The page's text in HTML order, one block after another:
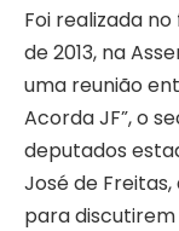
Foi realizada
de 2013, na
uma reunião
Acorda JF”, o
deputados
José de
para